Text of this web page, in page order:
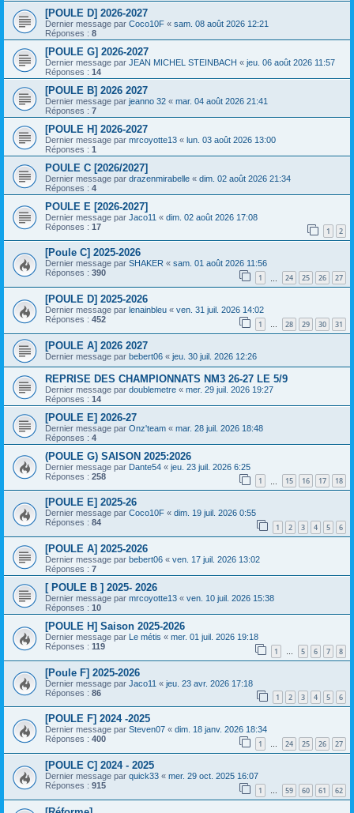
[POULE D] 2026-2027
Dernier message par Coco10F « sam. 08 août 2026 12:21
Réponses : 8
[POULE G] 2026-2027
Dernier message par JEAN MICHEL STEINBACH « jeu. 06 août 2026 11:57
Réponses : 14
[POULE B] 2026 2027
Dernier message par jeanno 32 « mar. 04 août 2026 21:41
Réponses : 7
[POULE H] 2026-2027
Dernier message par mrcoyotte13 « lun. 03 août 2026 13:00
Réponses : 1
POULE C [2026/2027]
Dernier message par drazenmirabelle « dim. 02 août 2026 21:34
Réponses : 4
POULE E [2026-2027]
Dernier message par Jaco11 « dim. 02 août 2026 17:08
Réponses : 17 1 2
[Poule C] 2025-2026
Dernier message par SHAKER « sam. 01 août 2026 11:56
Réponses : 390 1 24 25 26 27
[POULE D] 2025-2026
Dernier message par lenainbleu « ven. 31 juil. 2026 14:02
Réponses : 452 1 … 28 29 30 31
[POULE A] 2026 2027
Dernier message par bebert06 « jeu. 30 juil. 2026 12:26
REPRISE DES CHAMPIONNATS NM3 26-27 LE 5/9
Dernier message par doublemetre « mer. 29 juil. 2026 19:27
Réponses : 14
[POULE E] 2026-27
Dernier message par Onz'team « mar. 28 juil. 2026 18:48
Réponses : 4
(POULE G) SAISON 2025:2026
Dernier message par Dante54 « jeu. 23 juil. 2026 6:25
Réponses : 258 1 15 16 17 18
[POULE E] 2025-26
Dernier message par Coco10F « dim. 19 juil. 2026 0:55
Réponses : 84 1 2 3 4 5 6
[POULE A] 2025-2026
Dernier message par bebert06 « ven. 17 juil. 2026 13:02
Réponses : 7
[ POULE B ] 2025- 2026
Dernier message par mrcoyotte13 « ven. 10 juil. 2026 15:38
Réponses : 10
[POULE H] Saison 2025-2026
Dernier message par Le métis « mer. 01 juil. 2026 19:18
Réponses : 119 1 … 5 6 7 8
[Poule F] 2025-2026
Dernier message par Jaco11 « jeu. 23 avr. 2026 17:18
Réponses : 86 1 2 3 4 5 6
[POULE F] 2024 -2025
Dernier message par Steven07 « dim. 18 janv. 2026 18:34
Réponses : 400 1 … 24 25 26 27
[POULE C] 2024 - 2025
Dernier message par quick33 « mer. 29 oct. 2025 16:07
Réponses : 915 1 … 59 60 61 62